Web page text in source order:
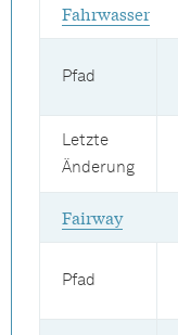
Fahrwasser
Pfad
Letzte
Änderung
Fairway
Pfad